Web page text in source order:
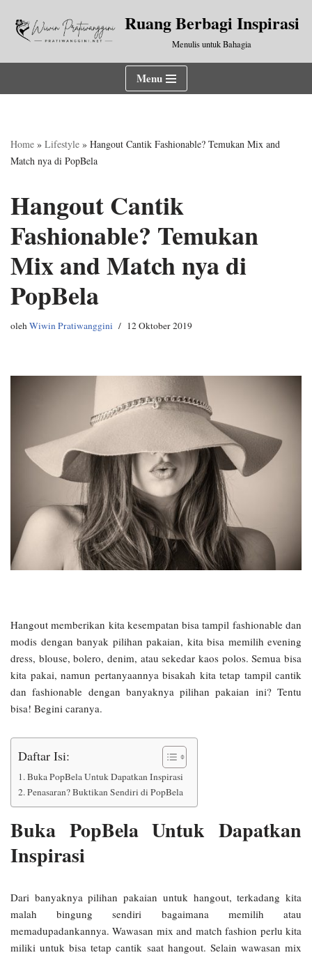
Lompat
Ruang Berbagi Inspirasi
Menulis untuk Bahagia
Menu
Home » Lifestyle » Hangout Cantik Fashionable? Temukan Mix and
Match nya di PopBela
Hangout Cantik
Fashionable? Temukan
Mix and Match nya di
PopBela
olehWiwin Pratiwanggini 12 Oktober 2019
Hangout memberikan kita kesempatan bisa tampil fashionable dan
modis dengan banyak pilihan pakaian, kita bisa memilih evening
dress, blouse, bolero, denim, atau sekedar kaos polos. Semua bisa
kita pakai, namun pertanyaannya bisakah kita tetap tampil cantik
dan fashionable dengan banyaknya pilihan pakaian ini? Tentu
bisa! Begini caranya.
Daftar Isi:
Buka PopBela Untuk Dapatkan Inspirasi
Penasaran? Buktikan Sendiri di PopBela
Buka PopBela Untuk Dapatkan
Inspirasi
Dari banyaknya pilihan pakaian untuk hangout, terkadang kita
malah bingung sendiri bagaimana memilih atau
memadupadankannya. Wawasan mix and match fashion perlu kita
miliki untuk bisa tetap cantik saat hangout. Selain wawasan mix